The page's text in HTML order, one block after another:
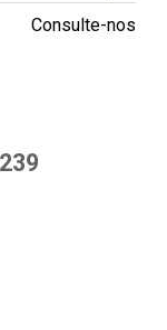
Consulte-nos